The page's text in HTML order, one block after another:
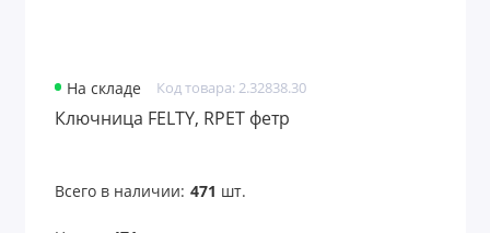
На складе Код товара: 2.32838.30
Ключница FELTY, RPET фетр
Всего в наличии: 471 шт.